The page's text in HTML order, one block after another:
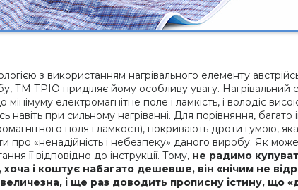
з використанням нагрівального елементу
ТМ ТРІО приділяє йому особливу увагу. Нагрівальний
електромагнітне поле і ламкість, і володіє
навіть при сильному нагріванні. Для порівняння,
поля і ламкості), покривають дроти гумою,
«ненадійність і небезпеку» даного виробу. Як
її відповідно до інструкції. Тому, не радимо
і коштує набагато дешевше, він «нічим не
і ще раз доводить прописну істину, що